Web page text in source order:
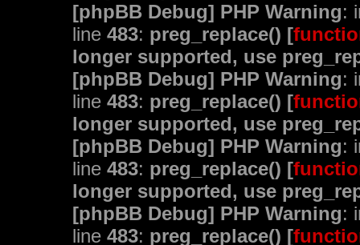
[phpBB Debug] PHP Warning:
line 483: preg_replace() [
longer supported, use
[phpBB Debug] PHP Warning:
line 483: preg_replace() [
longer supported, use
[phpBB Debug] PHP Warning:
line 483: preg_replace() [
longer supported, use
[phpBB Debug] PHP Warning:
line 483: preg_replace() [